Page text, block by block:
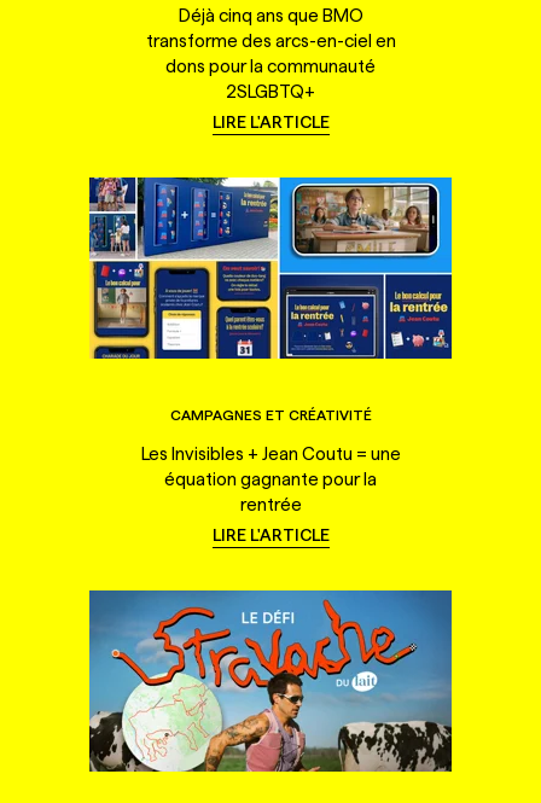
Déjà cinq ans que BMO
transforme des arcs-en-ciel en
dons pour la communauté
2SLGBTQ+
LIRE L'ARTICLE
CAMPAGNES ET CRÉATIVITÉ
Les Invisibles + Jean Coutu = une
équation gagnante pour la
rentrée
LIRE L'ARTICLE